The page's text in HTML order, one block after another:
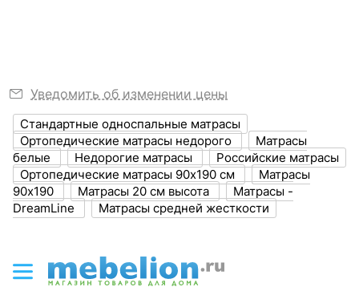
места, мм
900
Высота, мм ? 200
ЦВЕТ И МАТЕРИАЛ
Цвет обивки ? белый
Наполнитель ?
блок независимых
Уведомить об изменении цены
Стандартные односпальные матрасы
Ортопедические матрасы недорого
Матрасы
белые
Недорогие матрасы
Российские матрасы
Ортопедические матрасы 90х190 см
Матрасы
90х190
Матрасы 20 см высота
Матрасы -
DreamLine
Матрасы средней жесткости